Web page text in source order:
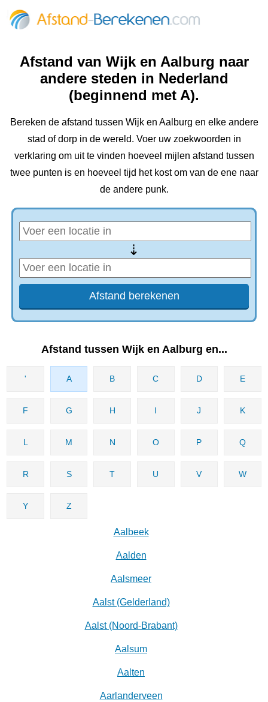
Afstand van Wijk en Aalburg naar
andere steden in Nederland
(beginnend met A).
Bereken de afstand tussen Wijk en Aalburg en elke andere
stad of dorp in de wereld. Voer uw zoekwoorden in
verklaring om uit te vinden hoeveel mijlen afstand tussen
twee punten is en hoeveel tijd het kost om van de ene naar
de andere punk.
⇢
Afstand tussen Wijk en Aalburg en...
' A B C D E
F G H I J K
L M N O P Q
R S T U V W
Y Z
Aalbeek
Aalden
Aalsmeer
Aalst (Gelderland)
Aalst (Noord-Brabant)
Aalsum
Aalten
Aarlanderveen